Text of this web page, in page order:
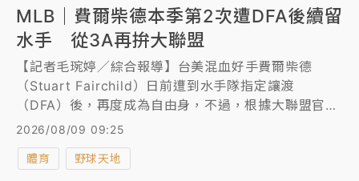
MLB｜費爾柴德本季第2次遭DFA後續留
水手 從3A再拚大聯盟
【記者毛琬婷／綜合報導】台美混血好手費爾柴德
（Stuart Fairchild）日前遭到水手隊指定讓渡
（DFA）後，再度成為自由身，不過，根據大聯盟官方
交易紀錄顯示，水手與「費仔」簽下一分小聯盟合約、
2026/08/09 09:25
體育 野球天地